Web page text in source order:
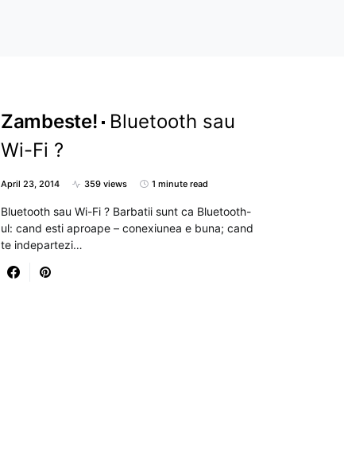
Zambeste!
Bluetooth sau
Wi-Fi ?
April 23, 2014 359 views 1 minute read
Bluetooth sau Wi-Fi ? Barbatii sunt ca Bluetooth-
ul: cand esti aproape – conexiunea e buna; cand
te indepartezi…